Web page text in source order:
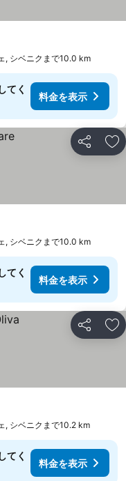
, シベニクまで10.0 km
てく
料金を表示
シェア お
, シベニクまで10.0 km
てく
料金を表示
シェア お
, シベニクまで10.2 km
てく
料金を表示